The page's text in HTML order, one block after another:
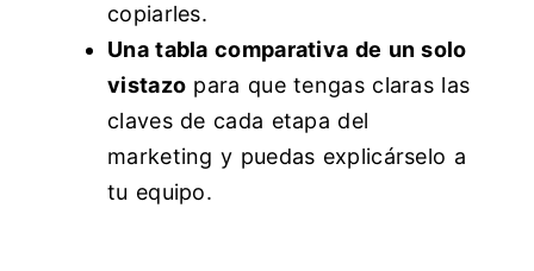
copiarles.
Una tabla comparativa de un solo
vistazo para que tengas claras las
claves de cada etapa del
marketing y puedas explicárselo a
tu equipo.